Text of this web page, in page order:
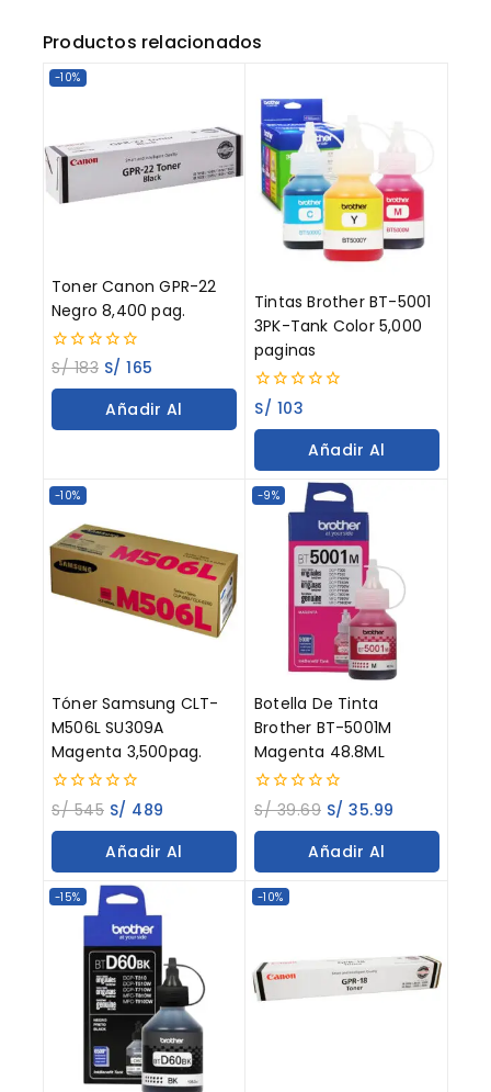
Productos relacionados
-10%
Toner Canon GPR-22
Negro 8,400 pag.
0
out
of
S/183 S/ 165
Añadir Al
Tintas Brother BT-5001
3PK-Tank Color 5,000
paginas
0
out
of
S/ 103
Añadir Al
Carrito
-10%
Tóner Samsung CLT-
M506L SU309A
Magenta 3,500pag.
0
out
of
S/545 S/ 489
Añadir Al
Carrito
-9%
Botella De Tinta
Brother BT-5001M
Magenta 48.8ML
0
out
of
S/39.69 S/ 35.99
Añadir Al
-15% -10%